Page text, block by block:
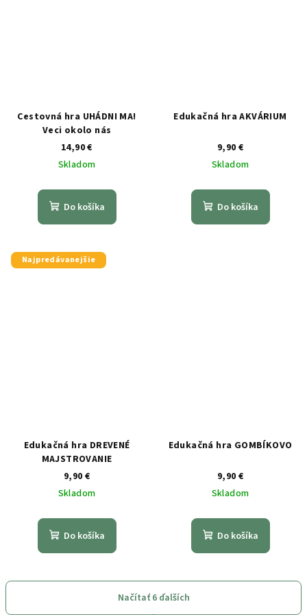
Cestovná hra UHÁDNI MA!
Veci okolo nás
14,90 €
Skladom
Do košíka
Edukačná hra AKVÁRIUM
9,90 €
Skladom
Do košíka
Najpredávanejšie
Edukačná hra DREVENÉ
MAJSTROVANIE
9,90 €
Skladom
Do košíka
Edukačná hra GOMBÍKOVO
9,90 €
Skladom
Do košíka
Načítať 6 ďalších